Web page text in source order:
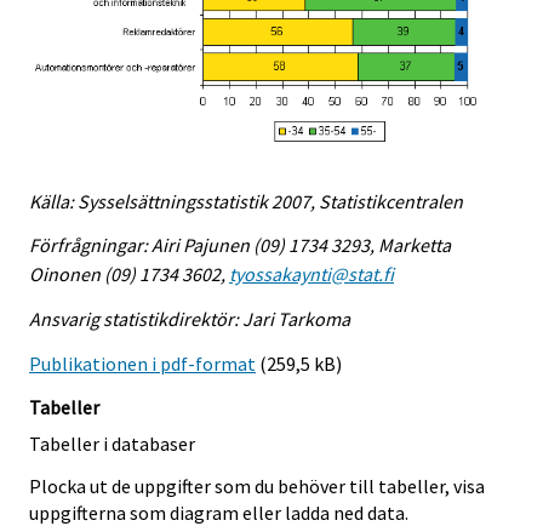
Källa: Sysselsättningsstatistik 2007, Statistikcentralen
Förfrågningar: Airi Pajunen (09) 1734 3293, Marketta
Oinonen (09) 1734 3602, tyossakaynti@stat.fi
Ansvarig statistikdirektör: Jari Tarkoma
Publikationen i pdf-format (259,5 kB)
Tabeller
Tabeller i databaser
Plocka ut de uppgifter som du behöver till tabeller, visa
uppgifterna som diagram eller ladda ned data.